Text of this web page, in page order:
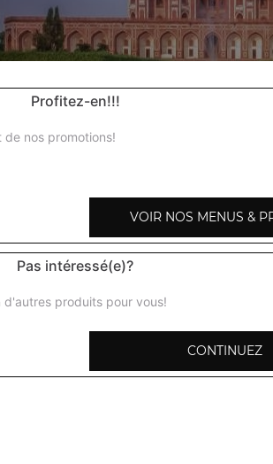
concombre émincé, petits cubes tomates,
Profitez-en!!!
nos promotions!
VOIR NOS MENUS &
Pas intéressé(e)?
produits pour vous!
CONTINUEZ